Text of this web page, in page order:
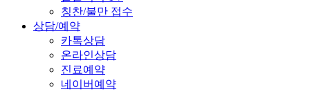
칭찬/불만 접수
상담/예약
카톡상담
온라인상담
진료예약
네이버예약